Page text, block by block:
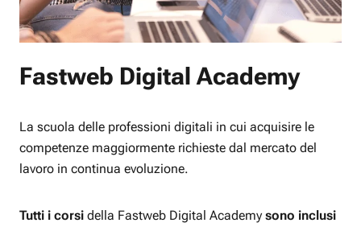
Fastweb Digital Academy
La scuola delle professioni digitali in cui acquisire le
competenze maggiormente richieste dal mercato del
lavoro in continua evoluzione.
Tutti i corsi della Fastweb Digital Academy sono inclusi